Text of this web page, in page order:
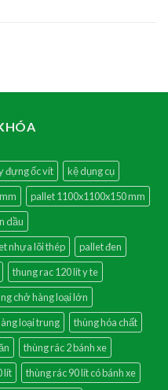
đựng ốc vít
kệ dụng cụ
pallet 1100x1100x150 mm
dầu
nhựa lõi thép
pallet đen
thung rac 120 lit y te
chở hàng loại lớn
loại trung
thùng hóa chất
thùng rác 2 bánh xe
lít
thùng rác 90 lít có bánh xe